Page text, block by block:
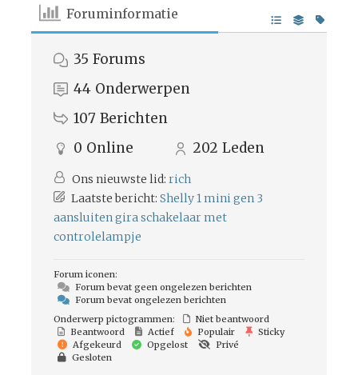
Foruminformatie
35 Forums
44 Onderwerpen
107 Berichten
0 Online 202 Leden
Ons nieuwste lid: rich
Laatste bericht: Shelly 1 mini gen 3
aansluiten gira schakelaar met
controlelampje
Forum iconen:
Forum bevat geen ongelezen berichten
Forum bevat ongelezen berichten
Onderwerp pictogrammen:
Niet beantwoord
Beantwoord
Actief Populair
Sticky
Afgekeurd
Opgelost
Privé
Gesloten